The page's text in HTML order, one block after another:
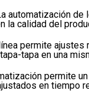
automatización
la calidad del
permite
tapa en una
permite
en tiempo